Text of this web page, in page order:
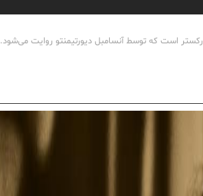
است که توسط آنسامبل دیورتیمنتو روایت می‌شود.